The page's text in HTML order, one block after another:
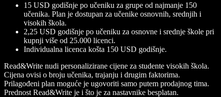
15 USD godišnje po učeniku za grupe od najmanje 150
učenika. Plan je dostupan za učenike osnovnih, srednjih i
visokih škola.
2,25 USD godišnje po učeniku za osnovne i srednje škole pri
kupnji više od 25.000 licenci.
Individualna licenca košta 150 USD godišnje.
Read&Write nudi personalizirane cijene za studente visokih škola.
Cijena ovisi o broju učenika, trajanju i drugim faktorima.
Prilagođeni plan moguće je ugovoriti samo putem prodajnog tima.
Prednost Read&Write je i što je za nastavnike besplatan.